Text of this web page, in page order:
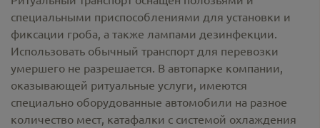
специальными приспособлениями для установки и
фиксации гроба, а также лампами дезинфекции.
Использовать обычный транспорт для перевозки
умершего не разрешается. В автопарке компании,
оказывающей ритуальные услуги, имеются
специально оборудованные автомобили на разное
количество мест, катафалки с системой охлаждения